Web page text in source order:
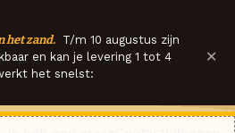
het zand. T/m 10 augustus zijn
en kan je levering 1 tot 4
het snelst:
×